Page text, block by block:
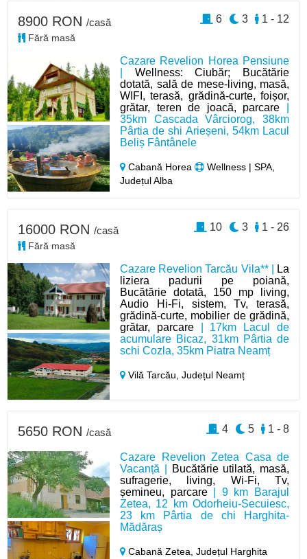
Cazare Revelion Horea Pensiune
Wellness: Ciubăr; Bucătărie
dotată, sală de mese-living, masă,
WIFI, terasă, grădină-curte, foișor,
grătar, teren de joacă, parcare
35km Cascada Vârciorog, 38km
Pârtia de shi Arieșeni, 54km Lacul
Beliș Fântânele
Cabană Horea
Wellness | SPA,
Județul Alba
8900 RON /casă
Fără masă
1 - 12
3
6
Cazare Revelion Tarcău Vila** |
La
liziera padurii pe poiană,
Bucătărie dotată, 150 mp living,
Audio Hi-Fi, sistem, Tv, terasă,
grădină-curte, mobilier de grădină,
grătar, parcare| 17km Lacul de
acumulare Bicaz, 31km Pârtia de
schi Cozla, 35km Piatra Neamț
Vilă Tarcău,Județul Neamț
16000 RON /casă
Fără masă
1 - 26
3
10
Cazare Revelion Zetea Casa de
Vacanță |
Bucătărie utilată, masă,
sufragerie, living, Wi-Fi, Tv,
șemineu, parcare| 9 km Barajul
Zetea, 12 km Odorheiu-Secuiesc,
23 km Pârtia de chi Harghita-
Mădăraș
Cabană Zetea,Județul Harghita
5650 RON /casă 1 - 8
5
4